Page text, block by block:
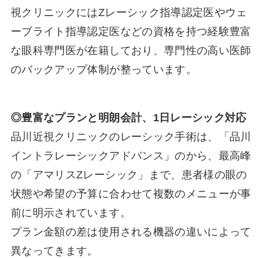
視クリニックにはZレーシック指導認定医やウェ
ーブライト指導認定医などの資格を持つ経験豊富
な眼科専門医が在籍しており、専門性の高い医師
のバックアップ体制が整っています。
◎豊富なプランと明朗会計、1日レーシック対応
品川近視クリニックのレーシック手術は、「品川
イントラレーシックアドバンス」のから、最高峰
の「アマリスZレーシック」まで、患者様の眼の
状態や希望の予算に合わせて複数のメニューが事
前に明示されています。
プラン金額の差は使用される機器の違いによって
異なってきます。